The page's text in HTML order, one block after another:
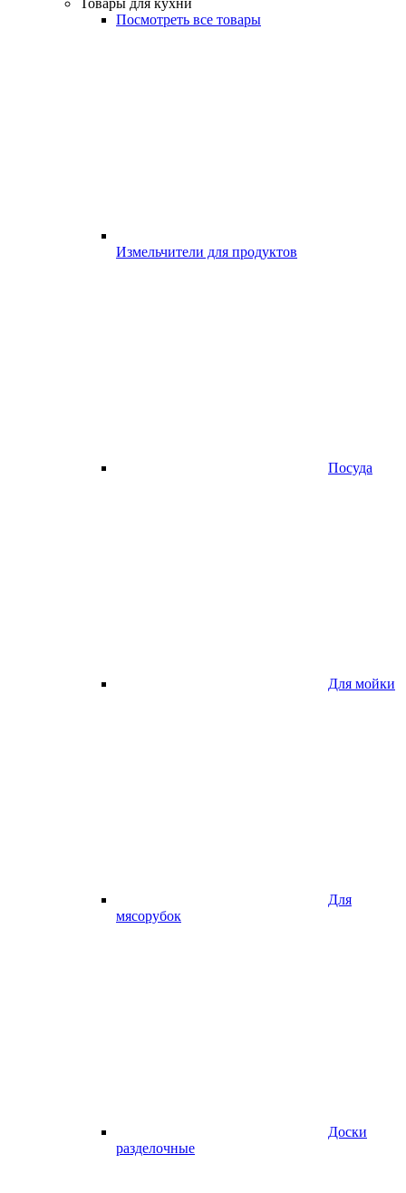
Товары для кухни
Посмотреть все товары
Измельчители для продуктов
Посуда
Для мойки
Для
мясорубок
Доски
разделочные